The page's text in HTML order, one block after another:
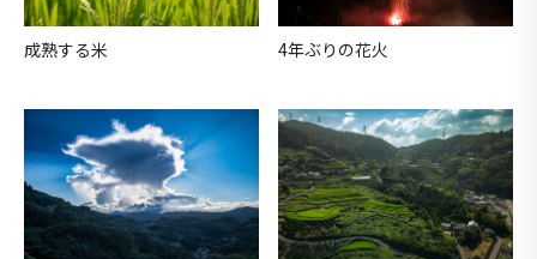
成熟する米 4年ぶりの花火